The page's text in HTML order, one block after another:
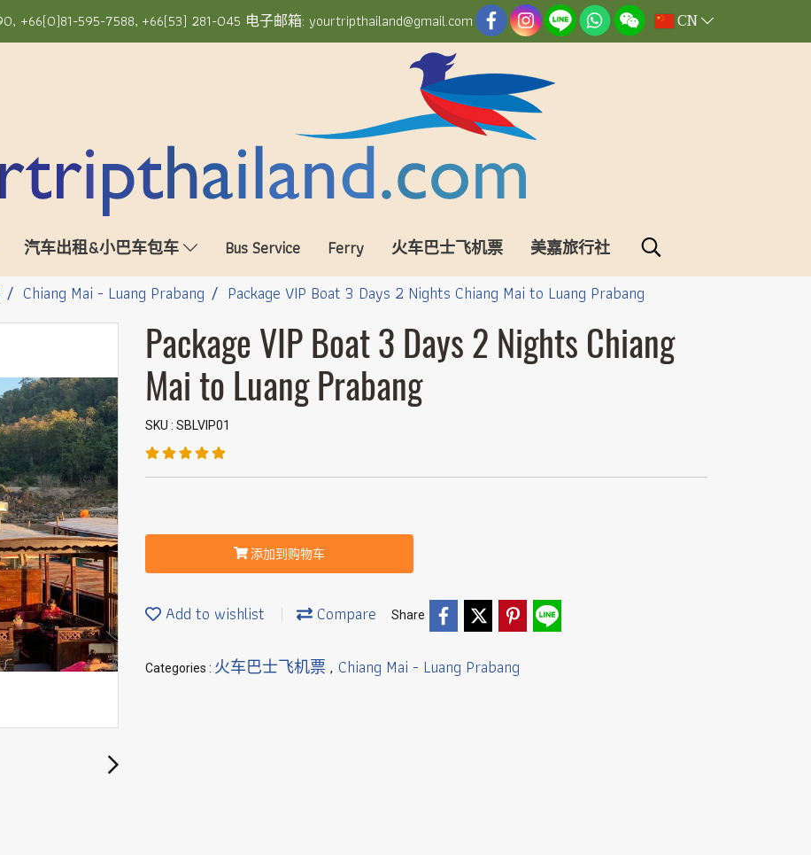
595-7588, +66(53) 281-045 电子邮箱: yourtripthailand@gmail.com CN
汽车出租&小巴车包车 Bus Service Ferry 火车巴士飞机票
美嘉旅行社
Chiang Mai - Luang Prabang Package VIP Boat 3 Days 2 Nights Chiang Mai to Luang Prabang
Package VIP Boat 3 Days 2 Nights Chiang
Mai to Luang Prabang
SKU : SBLVIP01
添加到购物车
Add to wishlist Compare Share
Categories : 火车巴士飞机票 , Chiang Mai - Luang Prabang